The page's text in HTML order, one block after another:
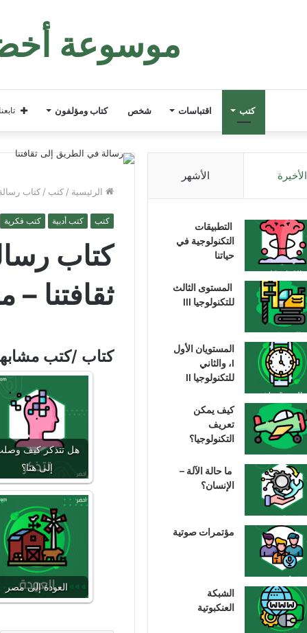
موسوعة
كتب اقتباسات شخص كتاب ومؤلفون تابعنا
الرئيسية / كتب / كتاب
كتب كتب أدبية كتب فكرية
كتاب
ثقافتنا
كتاب /كتب
هل تتذكر كيف
إلى هنا؟
العودة إلى مصر
الأخيرة الأشهر
التطبيقات
التكنولوجية في
حياتنا
المستوى الثالث
للتكنولوجيا III
المستويان الأول
I، والثاني
للتكنولوجيا II
كيف يمكن
تعريف
التكنولوجيا؟
ما حالة الآلة –
الإنسان؟
مؤتمرات صوتية
الشبكة
العنكبوتية